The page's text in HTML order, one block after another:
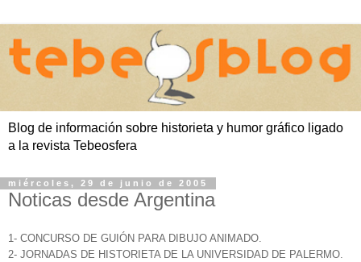
Blog de información sobre historieta y humor gráfico ligado
a la revista Tebeosfera
miércoles, 29 de junio de 2005
Noticas desde Argentina
1- CONCURSO DE GUIÓN PARA DIBUJO ANIMADO.
2- JORNADAS DE HISTORIETA DE LA UNIVERSIDAD DE PALERMO.